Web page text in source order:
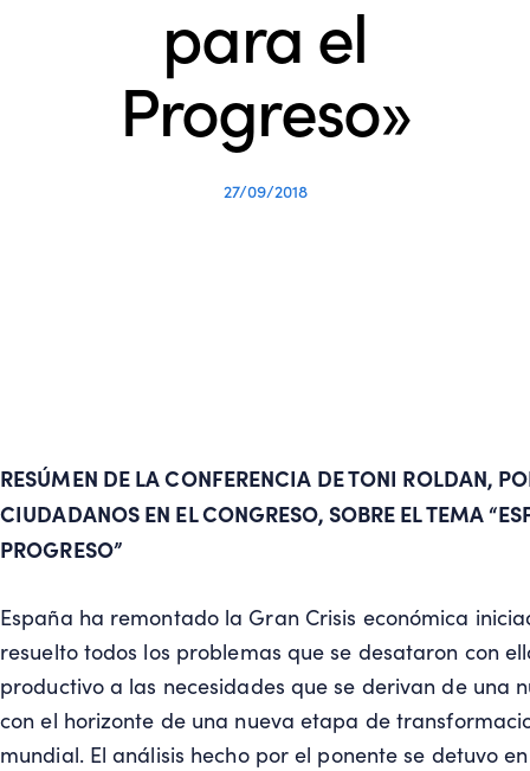
para el
Progreso»
27/09/2018
RESÚMEN DE LA CONFERENCIA DE TONI ROLDAN,
CIUDADANOS EN EL CONGRESO, SOBRE EL TEMA
PROGRESO”
España ha remontado la Gran Crisis económica
resuelto todos los problemas que se desataron con
productivo a las necesidades que se derivan de una
con el horizonte de una nueva etapa de
mundial. El análisis hecho por el ponente se detuvo